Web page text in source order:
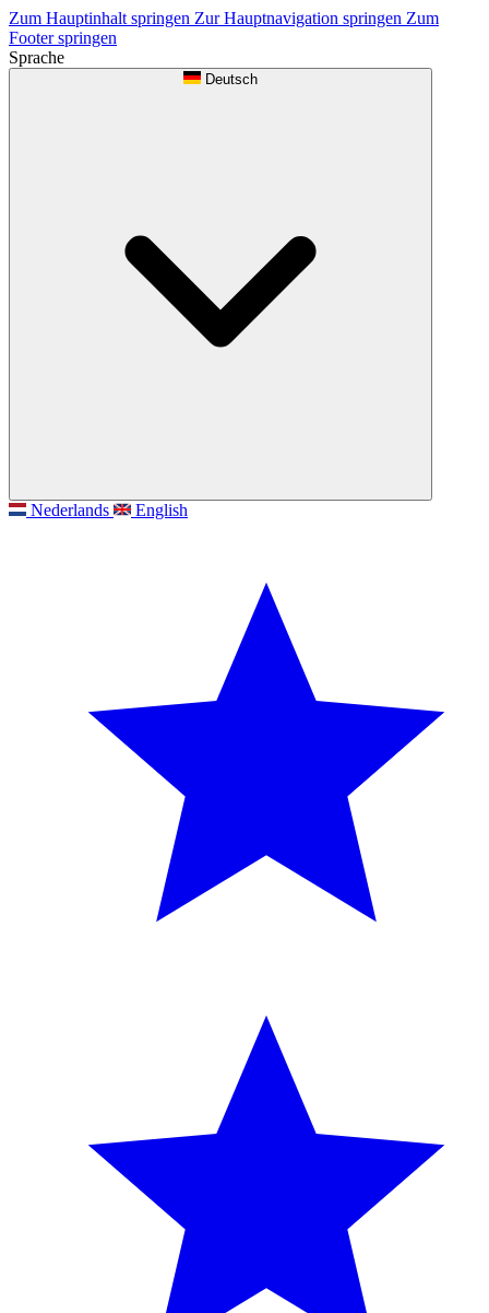
Zum Hauptinhalt springen Zur Hauptnavigation springen Zum
Footer springen
Sprache
Deutsch
Nederlands English